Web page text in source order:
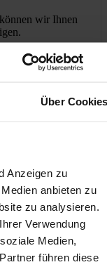
Über
Anzeigen zu
anbieten zu
zu analysieren.
Verwendung
Medien,
führen diese
wir Ihnen
senden Ihnen